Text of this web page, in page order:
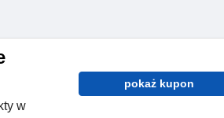
w
pokaż kupon